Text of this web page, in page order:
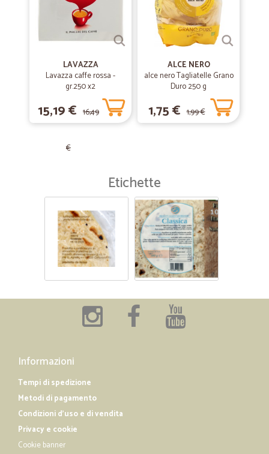
LAVAZZA
Lavazza caffe rossa -
gr.250 x2
15,19 € 16,49
€
ALCE NERO
alce nero Tagliatelle Grano
Duro 250 g
1,75 € 1,99 €
Etichette
Informazioni
Tempi di spedizione
Metodi di pagamento
Condizioni d'uso e di vendita
Privacy e cookie
Cookie banner